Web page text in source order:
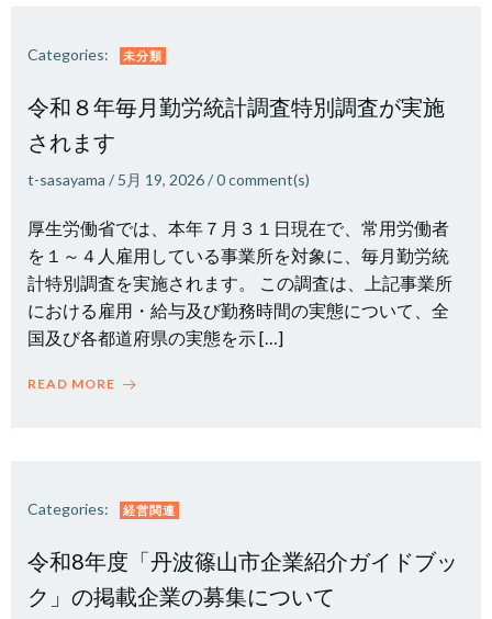
Categories: 未分類
令和８年毎月勤労統計調査特別調査が実施
されます
t-sasayama / 5月 19, 2026/0comment(s)
厚生労働省では、本年７月３１日現在で、常用労働者
を１～４人雇用している事業所を対象に、毎月勤労統
計特別調査を実施されます。 この調査は、上記事業所
における雇用・給与及び勤務時間の実態について、全
国及び各都道府県の実態を示 […]
READ MORE
Categories: 経営関連
令和8年度「丹波篠山市企業紹介ガイドブッ
ク」の掲載企業の募集について